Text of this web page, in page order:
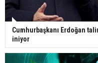
Cumhurbaşkanı Erdoğan
iniyor